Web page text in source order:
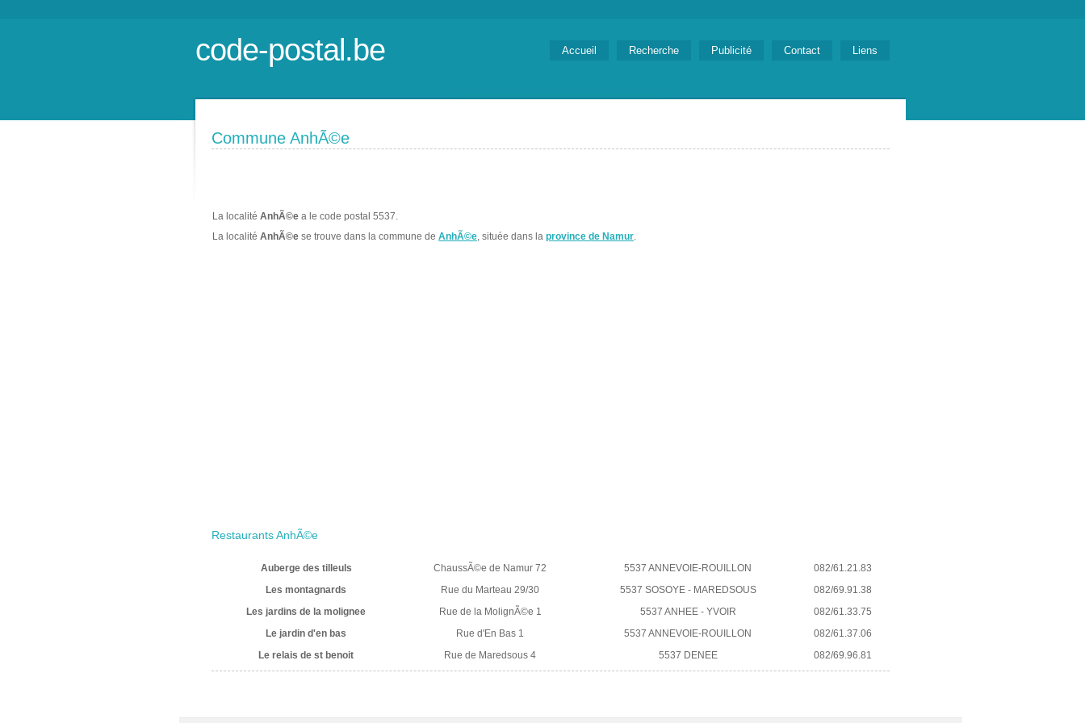
code-postal.be Accueil Recherche Publicité Contact Liens
Commune AnhÃ©e
La localité AnhÃ©e a le code postal 5537.
La localité AnhÃ©e se trouve dans la commune de AnhÃ©e, située dans la province de Namur.
Restaurants AnhÃ©e
Auberge des tilleuls ChaussÃ©e de Namur 72 5537 ANNEVOIE-ROUILLON
082/61.21.83
Les montagnards
Rue du Marteau 29/30 5537 SOSOYE - MAREDSOUS
082/69.91.38
Les jardins de la molignee
Rue de la MolignÃ©e 1 5537 ANHEE - YVOIR
082/61.33.75
Le jardin d'en bas
Rue d'En Bas 1 5537 ANNEVOIE-ROUILLON
082/61.37.06
Le relais de st benoit
Rue de Maredsous 4 5537 DENEE 082/69.96.81